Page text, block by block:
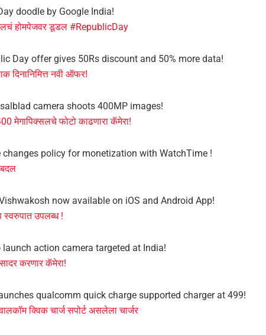
doodle by Google India!
होमपेजवर डूडल #RepublicDay
Day offer gives 50Rs discount and 50% more data!
दिनानिमित्त नवी ऑफर!
camera shoots 400MP images!
मेगापिक्सलचे फोटो काढणारा कॅमेरा!
changes policy for monetization with WatchTime !
बदल
now available on iOS and Android App!
उपलब्ध !
launch action camera targeted at India!
करणार कॅमेरा!
qualcomm quick charge supported charger at 499!
क्विक चार्ज सपोर्ट असलेला चार्जर